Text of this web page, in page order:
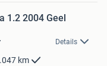
1.2 2004 Geel
Details
km